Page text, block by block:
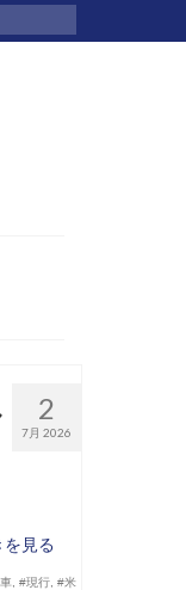
2
7月 2026
を見る
,#現行 ,#米